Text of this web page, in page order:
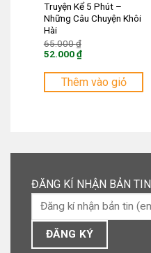
Truyện Kể 5 Phút –
Những Câu Chuyện Khôi
Hài
65.000₫
65.000 ₫.
52.000₫
hiện
là:
Thêm vào giỏ
ĐĂNG KÍ NHẬN BẢN TIN